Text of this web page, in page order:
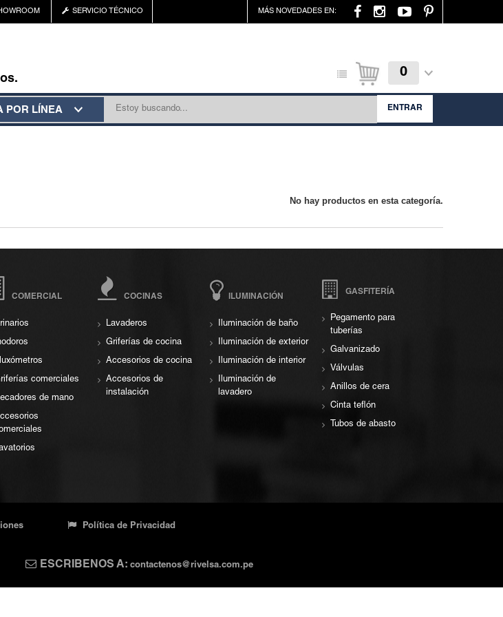
SERVICIO TÉCNICO MÁS NOVEDADES EN:
0
POR LÍNEA ENTRAR
No hay productos en esta categoría.
COMERCIAL
comerciales
de mano
COCINAS
Lavaderos
Griferías de cocina
Accesorios de cocina
Accesorios de
instalación
ILUMINACIÓN
Iluminación de baño
Iluminación de exterior
Iluminación de interior
Iluminación de
lavadero
GASFITERÍA
Pegamento para
tuberías
Galvanizado
Válvulas
Anillos de cera
Cinta teflón
Tubos de abasto
Política de Privacidad
ESCRIBENOS A: contactenos@rivelsa.com.pe